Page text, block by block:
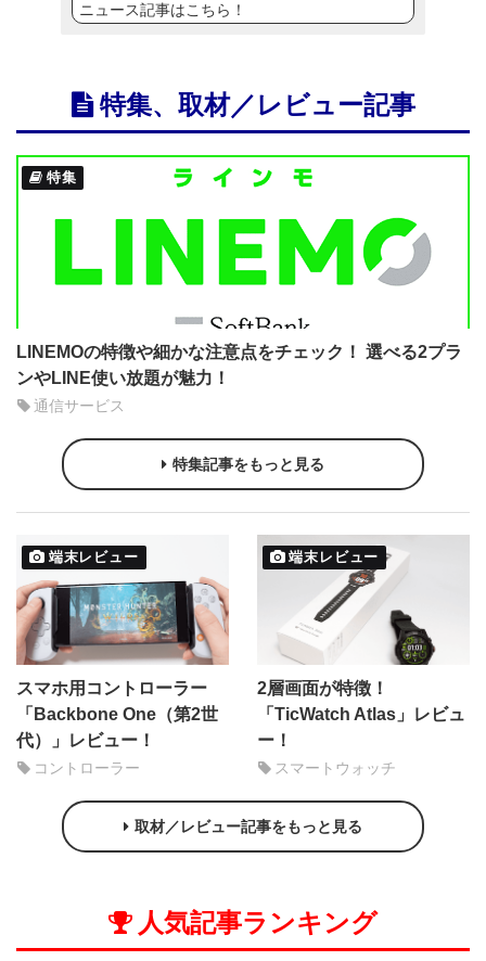
ニュース記事はこちら！
特集、取材／レビュー記事
特集
LINEMOの特徴や細かな注意点をチェック！ 選べる2プラ
ンやLINE使い放題が魅力！
通信サービス
特集記事をもっと見る
端末レビュー
スマホ用コントローラー
「Backbone One（第2世
代）」レビュー！
コントローラー
端末レビュー
2層画面が特徴！
「TicWatch Atlas」レビュ
ー！
スマートウォッチ
取材／レビュー記事をもっと見る
人気記事ランキング